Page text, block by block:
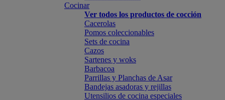
Cocinar
Ver todos los productos de cocción
Cacerolas
Pomos coleccionables
Sets de cocina
Cazos
Sartenes y woks
Barbacoa
Parrillas y Planchas de Asar
Bandejas asadoras y rejillas
Utensilios de cocina especiales